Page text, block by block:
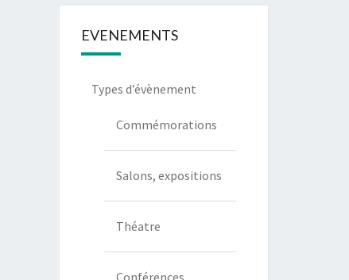
EVENEMENTS
Types d’évènement
Commémorations
Salons, expositions
Théatre